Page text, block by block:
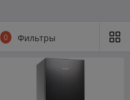
0 Фильтры